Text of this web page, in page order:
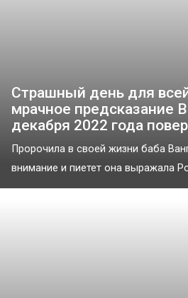
Страшный день для
мрачное предсказание
декабря 2022 года
Пророчила в своей жизни баба
внимание и пиетет она выражала